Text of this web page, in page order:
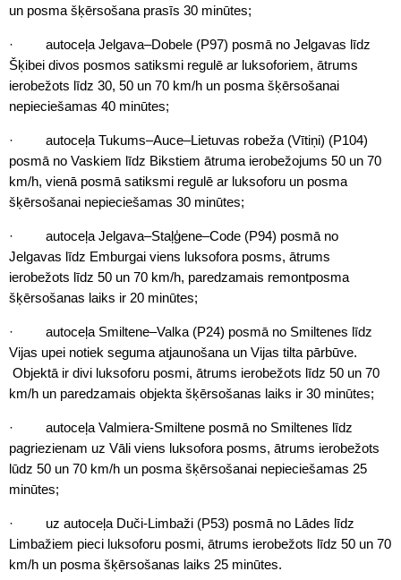
un posma šķērsošana prasīs 30 minūtes;
· autoceļa Jelgava–Dobele (P97) posmā no Jelgavas līdz
Šķibei divos posmos satiksmi regulē ar luksoforiem, ātrums
ierobežots līdz 30, 50 un 70 km/h un posma šķērsošanai
nepieciešamas 40 minūtes;
· autoceļa Tukums–Auce–Lietuvas robeža (Vītiņi) (P104)
posmā no Vaskiem līdz Bikstiem ātruma ierobežojums 50 un 70
km/h, vienā posmā satiksmi regulē ar luksoforu un posma
šķērsošanai nepieciešamas 30 minūtes;
· autoceļa Jelgava–Staļģene–Code (P94) posmā no
Jelgavas līdz Emburgai viens luksofora posms, ātrums
ierobežots līdz 50 un 70 km/h, paredzamais remontposma
šķērsošanas laiks ir 20 minūtes;
· autoceļa Smiltene–Valka (P24) posmā no Smiltenes līdz
Vijas upei notiek seguma atjaunošana un Vijas tilta pārbūve.
Objektā ir divi luksoforu posmi, ātrums ierobežots līdz 50 un 70
km/h un paredzamais objekta šķērsošanas laiks ir 30 minūtes;
· autoceļa Valmiera-Smiltene posmā no Smiltenes līdz
pagriezienam uz Vāli viens luksofora posms, ātrums ierobežots
lūdz 50 un 70 km/h un posma šķērsošanai nepieciešamas 25
minūtes;
· uz autoceļa Duči-Limbaži (P53) posmā no Lādes līdz
Limbažiem pieci luksoforu posmi, ātrums ierobežots līdz 50 un 70
km/h un posma šķērsošanas laiks 25 minūtes.